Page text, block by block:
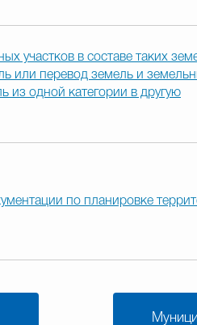
участков в составе таких
или перевод земель и
из одной категории в другую
по планировке